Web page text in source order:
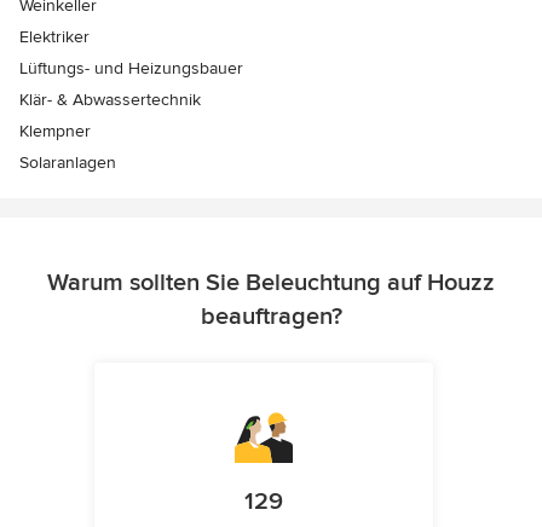
Weinkeller
Elektriker
Lüftungs- und Heizungsbauer
Klär- & Abwassertechnik
Klempner
Solaranlagen
Warum sollten Sie Beleuchtung auf Houzz
beauftragen?
129